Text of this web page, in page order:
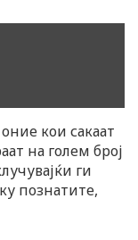
кои сакаат
на голем број
ги
познатите,